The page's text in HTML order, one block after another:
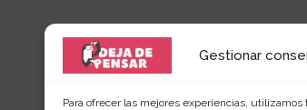
Gestionar
Para ofrecer las mejores experiencias, utilizamos